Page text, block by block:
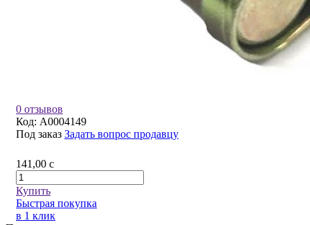
0 отзывов
Код: A0004149
Под заказ Задать вопрос продавцу
141,00 c
Купить
Быстрая покупка
в 1 клик